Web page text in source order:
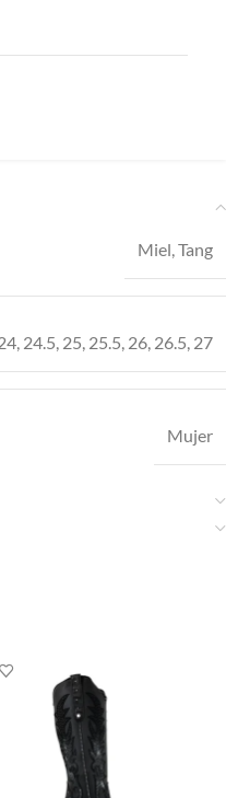
Miel,Tang
, 24.5, 25, 25.5, 26, 26.5, 27
Mujer